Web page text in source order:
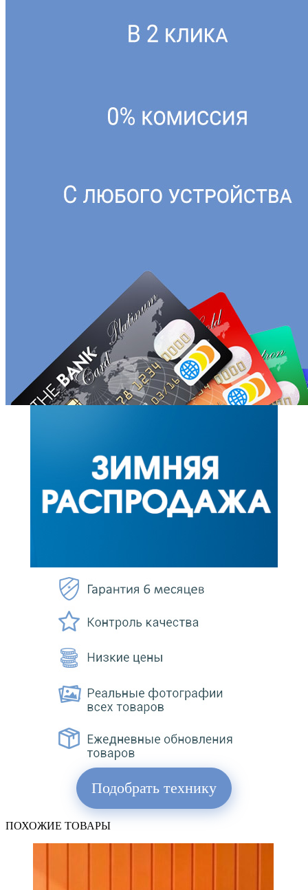
Подобрать технику
ПОХОЖИЕ ТОВАРЫ